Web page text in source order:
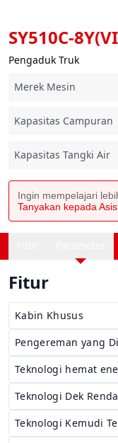
SY510C-
Pengaduk Truk
Merek Mesin
Kapasitas Campuran
Kapasitas Tangki Air
Ingin mempelajari
Tanyakan kepada
Fitur
Kabin Khusus
Pengereman yang
Teknologi hemat
Teknologi Dek
Teknologi Kemudi